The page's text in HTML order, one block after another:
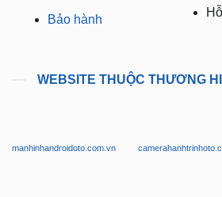
Bảo hành
WEBSITE THUỘC THƯƠNG
manhinhandroidoto.com.vn